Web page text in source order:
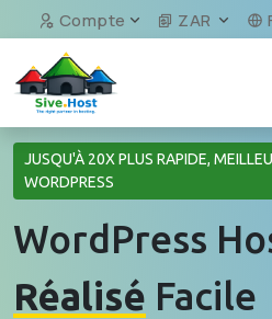
Compte ZAR
JUSQU'À 20X PLUS RAPIDE,
WORDPRESS
WordPress
Réalisé Facile